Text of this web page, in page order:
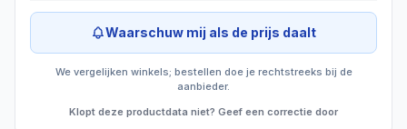
Waarschuw mij als de prijs daalt
We vergelijken winkels; bestellen doe je rechtstreeks bij de
aanbieder.
Klopt deze productdata niet? Geef een correctie door